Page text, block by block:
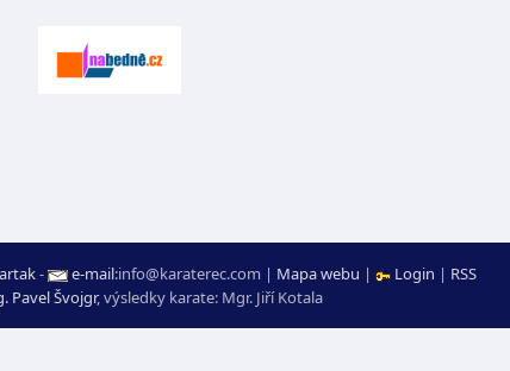
- e-mail:moc.ceretarak@ofni | Mapa webu | Login | RSS
Pavel Švojgr,výsledky karate: Mgr. Jiří Kotala